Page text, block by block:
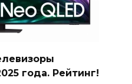
года. Рейтинг!